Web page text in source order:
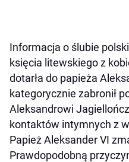
Informacja o ślubie
księcia litewskiego z
dotarła do papieża
kategorycznie zabronił
Aleksandrowi
kontaktów intymnych z
Papież Aleksander VI
Prawdopodobną